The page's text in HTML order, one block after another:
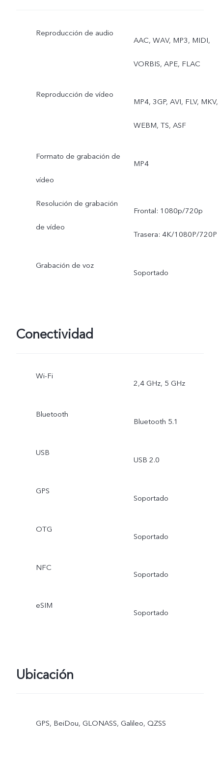
Reproducción de audio
AAC, WAV, MP3, MIDI,
VORBIS, APE, FLAC
Reproducción de vídeo
MP4, 3GP, AVI, FLV, MKV,
WEBM, TS, ASF
Formato de grabación de
vídeo
MP4
Resolución de grabación
de vídeo
Frontal: 1080p/720p
Trasera: 4K/1080P/720P
Grabación de voz
Soportado
Conectividad
Wi-Fi
2,4 GHz, 5 GHz
Bluetooth
Bluetooth 5.1
USB
USB 2.0
GPS
Soportado
OTG
Soportado
NFC
Soportado
eSIM
Soportado
Ubicación
GPS, BeiDou, GLONASS, Galileo, QZSS